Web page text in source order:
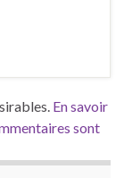
En savoir
sont